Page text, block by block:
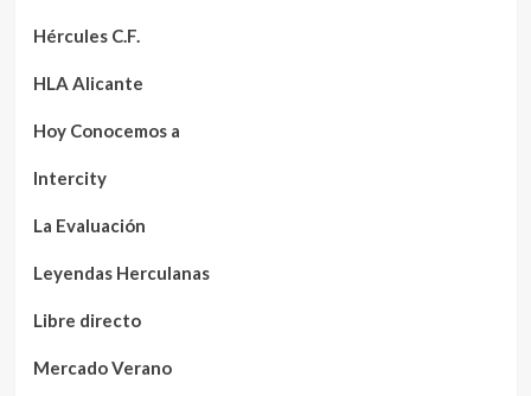
Hércules C.F.
HLA Alicante
Hoy Conocemos a
Intercity
La Evaluación
Leyendas Herculanas
Libre directo
Mercado Verano